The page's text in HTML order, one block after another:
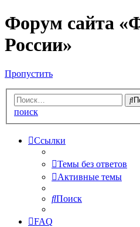
Форум сайта
России»
Пропустить
поиск
Ссылки
Темы без ответов
Активные темы
Поиск
FAQ